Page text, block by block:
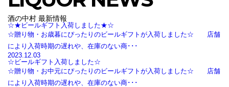
酒の中村 最新情報
☆★ビールギフト入荷しました★☆
☆贈り物・お歳暮にぴったりのビールギフトが入荷しました☆ 店舗
により入荷時期の遅れや、在庫のない商･･･
2023.12.03
☆ビールギフト入荷しました☆
☆贈り物・お中元にぴったりのビールギフトが入荷しました☆ 店舗
により入荷時期の遅れや、在庫のない商･･･